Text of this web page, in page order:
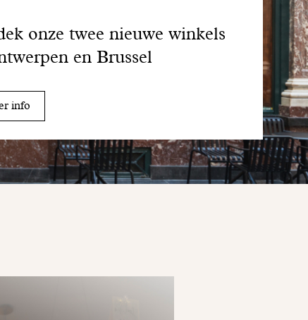
onze twee nieuwe winkels
en Brussel
info